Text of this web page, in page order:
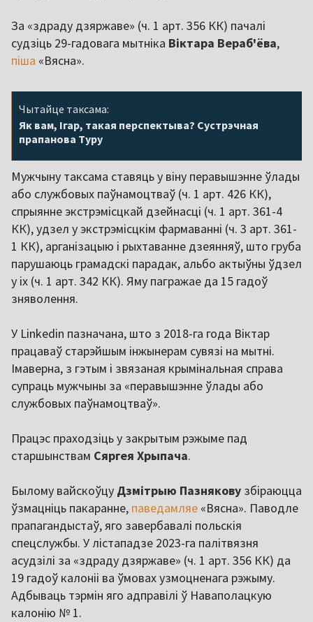
За «здраду дзяржаве» (ч. 1 арт. 356 КК) пачалі
судзіць 29-гадовага мытніка Віктара Вераб'ёва,
піша «Вясна».
Чытайце таксама:
Як вам, Ігар, такая перспектыва? Сустрэчная
прапанова Туру
Мужчыну таксама ставяць у віну перавышэнне ўлады
або службовых паўнамоцтваў (ч. 1 арт. 426 КК),
спрыянне экстрэмісцкай дзейнасці (ч. 1 арт. 361-4
КК), удзел у экстрэмісцкім фармаванні (ч. 3 арт. 361-
1 КК), арганізацыю і рыхтаванне дзеянняў, што груба
парушаюць грамадскі парадак, альбо актыўны ўдзел
у іх (ч. 1 арт. 342 КК). Яму пагражае да 15 гадоў
зняволення.
У Linkedin пазначана, што з 2018-га года Віктар
працаваў старэйшым інжынерам сувязі на мытні.
Імаверна, з гэтым і звязаная крымінальная справа
супраць мужчыны за «перавышэнне ўлады або
службовых паўнамоцтваў».
Працэс праходзіць у закрытым рэжыме пад
старшынствам Сяргея Хрыпача.
Былому вайскоўцу Дзмітрыю Пазнякову збіраюцца
ўзмацніць пакаранне, паведамляе «Вясна». Паводле
прапагандыстаў, яго завербавалі польскія
спецслужбы. У лістападзе 2023-га палітвязня
асудзілі за «здраду дзяржаве» (ч. 1 арт. 356 КК) да
19 гадоў калоніі ва ўмовах узмоцненага рэжыму.
Адбываць тэрмін яго адправілі ў Наваполацкую
калонію № 1.